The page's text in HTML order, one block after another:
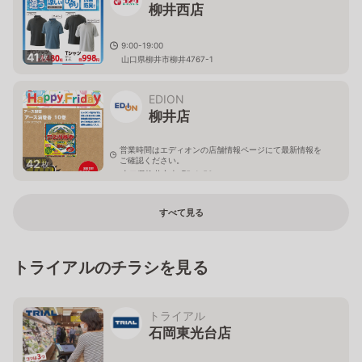
41枚
柳井西店
9:00-19:00
山口県柳井市柳井4767-1
42枚
EDION
柳井店
営業時間はエディオンの店舗情報ページにて最新情報を
ご確認ください。
山口県柳井市南町5-1-56
すべて見る
トライアルのチラシを見る
トライアル
石岡東光台店